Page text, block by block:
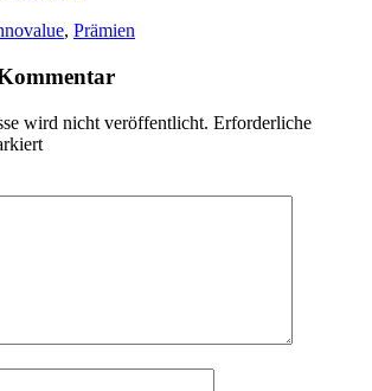
, Prämien
wird nicht veröffentlicht. Erforderliche